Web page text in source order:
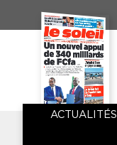
ACTUALITÉS